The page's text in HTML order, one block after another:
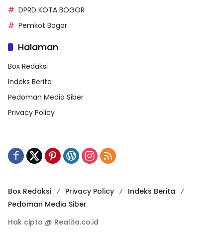
DPRD KOTA BOGOR
Pemkot Bogor
Halaman
Box Redaksi
Indeks Berita
Pedoman Media Siber
Privacy Policy
Box Redaksi Privacy Policy
Indeks Berita
Pedoman Media Siber
Hak cipta @ Realita.co.id